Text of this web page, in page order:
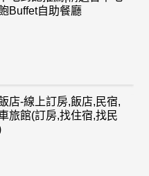
Buffet自助餐廳
店-線上訂房,飯店,民宿,
旅館(訂房,找住宿,找民